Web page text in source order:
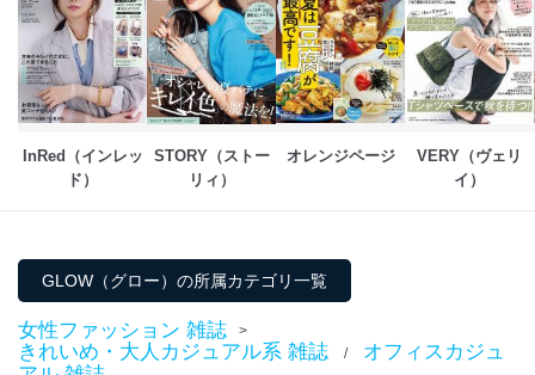
により、これを最新状態としています。
情報システムの使用に伴う漏洩等の防止
メール等により個人データの含まれるファイルを
送信する場合に、当該ファイルへのパスワードを
設定しています。
個人情報保護マネジメントシステムの継続的改善
苦情及び相談受付け窓口
貴殿の個人情報及び当社の個人情報保護マネジメントシ
ステムに関するご相談及び苦情については以下までご連
InRed（インレッ
ド）
STORY（ストー
リィ）
オレンジページ
VERY（ヴェリ
イ）
GLOW（グロー）の所属カテゴリ一覧
女性ファッション 雑誌 >
きれいめ・大人カジュアル系 雑誌 /
オフィスカジュ